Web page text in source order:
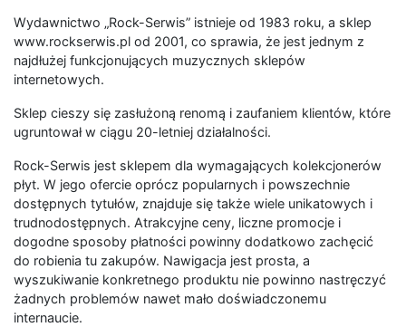
Wydawnictwo „Rock-Serwis” istnieje od 1983 roku, a sklep
www.rockserwis.pl od 2001, co sprawia, że jest jednym z
najdłużej funkcjonujących muzycznych sklepów
internetowych.
Sklep cieszy się zasłużoną renomą i zaufaniem klientów, które
ugruntował w ciągu 20-letniej działalności.
Rock-Serwis jest sklepem dla wymagających kolekcjonerów
płyt. W jego ofercie oprócz popularnych i powszechnie
dostępnych tytułów, znajduje się także wiele unikatowych i
trudnodostępnych. Atrakcyjne ceny, liczne promocje i
dogodne sposoby płatności powinny dodatkowo zachęcić
do robienia tu zakupów. Nawigacja jest prosta, a
wyszukiwanie konkretnego produktu nie powinno nastręczyć
żadnych problemów nawet mało doświadczonemu
internaucie.